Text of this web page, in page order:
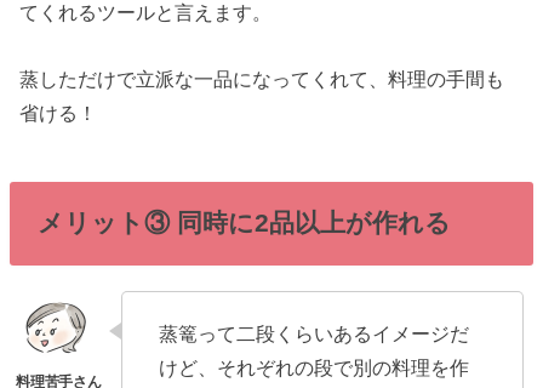
てくれるツールと言えます。
蒸しただけで立派な一品になってくれて、料理の手間も
省ける！
メリット③ 同時に2品以上が作れる
蒸篭って二段くらいあるイメージだ
けど、それぞれの段で別の料理を作